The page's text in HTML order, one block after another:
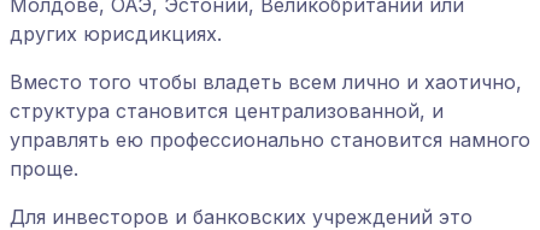
других юрисдикциях.
Вместо того чтобы владеть всем лично и хаотично,
структура становится централизованной, и
управлять ею профессионально становится намного
проще.
Для инвесторов и банковских учреждений это